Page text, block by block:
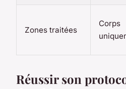
Zones traitées
Corps
Réussir son